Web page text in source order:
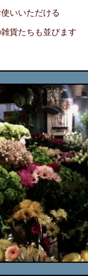
いいただける
貨たちも並びます